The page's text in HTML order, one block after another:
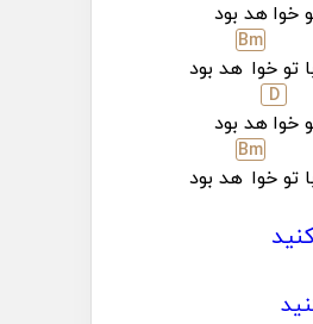
خوا هد بود
تو خوا
Bm
هد بود
خوا
D
هد بود
تو خوا
Bm
هد بود